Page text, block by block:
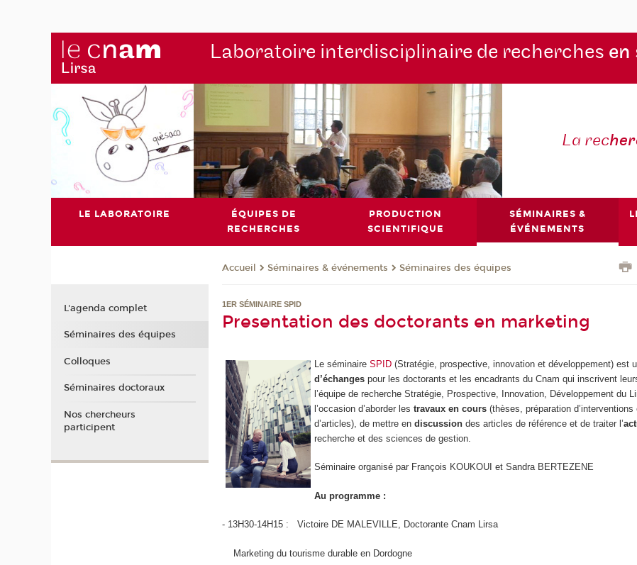
Laboratoire interdisciplinaire de recherches en
La rec
LE LABORATOIRE
ÉQUIPES DE
RECHERCHES
PRODUCTION
SCIENTIFIQUE
SÉMINAIRES &
ÉVÉNEMENTS
Accueil Séminaires & événements Séminaires des équipes
1ER SÉMINAIRE SPID
Presentation des doctorants en marketing
Le séminaireSPID (Stratégie, prospective, innovation et développement) est
d’échanges pour les doctorants et les encadrants du Cnam qui inscrivent
l’équipe de recherche Stratégie, Prospective, Innovation, Développement du
l’occasion d’aborder lestravaux en cours (thèses, préparation
d’articles), de mettre endiscussiondes articles de référence et de traiter l’
recherche et des sciences de gestion.
Séminaire organisé par François KOUKOUI et Sandra BERTEZENE
Au programme :
- 13H30-14H15 : Victoire DE MALEVILLE, Doctorante Cnam Lirsa
Marketing du tourisme durable en Dordogne
L'agenda complet
Séminaires des équipes
Colloques
Séminaires doctoraux
Nos chercheurs
participent